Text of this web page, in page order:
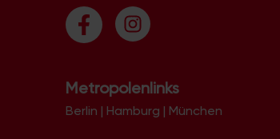
Metropolenlinks
Berlin | Hamburg | München